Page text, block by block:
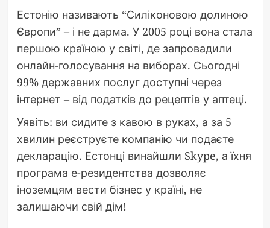
Естонію називають “Силіконовою долиною
Європи” – і не дарма. У 2005 році вона стала
першою країною у світі, де запровадили
онлайн-голосування на виборах. Сьогодні
99% державних послуг доступні через
інтернет – від податків до рецептів у аптеці.
Уявіть: ви сидите з кавою в руках, а за 5
хвилин реєструєте компанію чи подаєте
декларацію. Естонці винайшли Skype, а їхня
програма е-резидентства дозволяє
іноземцям вести бізнес у країні, не
залишаючи свій дім!